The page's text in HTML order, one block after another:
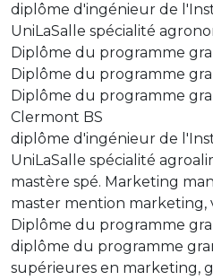
diplôme d'ingénieur de
UniLaSalle spécialité
Diplôme du programme
Diplôme du programme
Diplôme du programme
Clermont BS
diplôme d'ingénieur de
UniLaSalle spécialité
mastère spé. Marketing
master mention marketing,
Diplôme du programme
diplôme du programme
supérieures en marketing,